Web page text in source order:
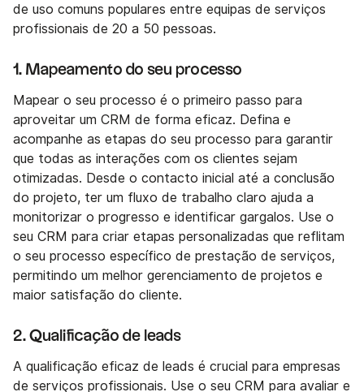
de uso comuns populares entre equipas de serviços
profissionais de 20 a 50 pessoas.
1. Mapeamento do seu processo
Mapear o seu processo é o primeiro passo para
aproveitar um CRM de forma eficaz. Defina e
acompanhe as etapas do seu processo para garantir
que todas as interações com os clientes sejam
otimizadas. Desde o contacto inicial até a conclusão
do projeto, ter um fluxo de trabalho claro ajuda a
monitorizar o progresso e identificar gargalos. Use o
seu CRM para criar etapas personalizadas que reflitam
o seu processo específico de prestação de serviços,
permitindo um melhor gerenciamento de projetos e
maior satisfação do cliente.
2. Qualificação de leads
A qualificação eficaz de leads é crucial para empresas
de serviços profissionais. Use o seu CRM para avaliar e